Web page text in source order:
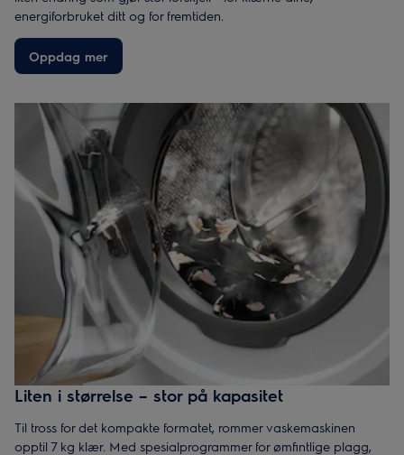
energiforbruket ditt og for fremtiden.
Oppdag mer
Liten i størrelse – stor på kapasitet
Til tross for det kompakte formatet, rommer vaskemaskinen
opptil 7 kg klær. Med spesialprogrammer for ømfintlige plagg,